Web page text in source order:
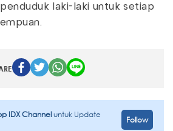
laki-laki untuk setiap
IDX Channeluntuk Update
Follow